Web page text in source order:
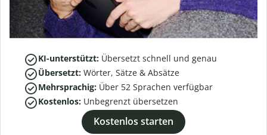
KI-unterstützt: Übersetzt schnell und genau
Übersetzt: Wörter, Sätze & Absätze
Mehrsprachig: Über 52 Sprachen verfügbar
Kostenlos: Unbegrenzt übersetzen
Kostenlos starten